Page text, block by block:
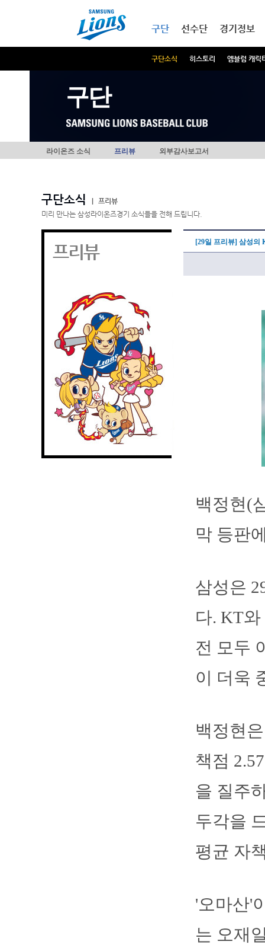
구단
구단소식 히스토리 엠블럼 캐릭
선수단 경기정보
구단
라이온즈 소식 프리뷰 외부감사보고서
구단소식
프리뷰
미리 만나는 삼성라이온즈경기 소식들을 전해 드립니다.
프리뷰 [29일 프리뷰] 삼성의
백정현(
막 등판
삼성은
다. KT
전 모두
이 더욱
백정현
책점
을 질주
두각을
평균 자
'오마산'
는 오재